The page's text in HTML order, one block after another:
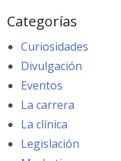
Categorías
Curiosidades
Divulgación
Eventos
La carrera
La clínica
Legislación